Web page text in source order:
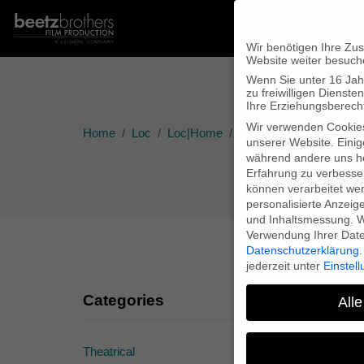
Home Loc Loc|Home MAKE LOVE Web
Categories
Theatrical
Wir benötigen Ihre
Website weiter
Wenn Sie unter 16
zu freiwilligen
Ihre
Wir verwenden
unserer Website.
während andere uns
Erfahrung zu
können verarbeitet
personalisierte
und Inhaltsmessung.
Verwendung Ihrer
Datenschutzerklärung
jederzeit unter